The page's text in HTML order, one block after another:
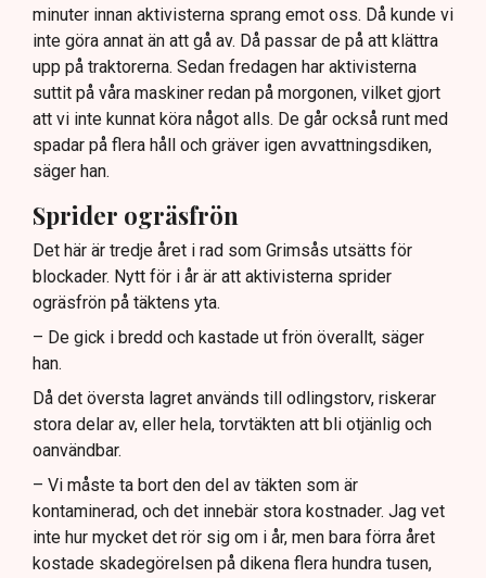
Frågor kvarstår om finansiering av illegal aktivism.
minuter innan aktivisterna sprang emot oss. Då kunde vi
inte göra annat än att gå av. Då passar de på att klättra
upp på traktorerna. Sedan fredagen har aktivisterna
suttit på våra maskiner redan på morgonen, vilket gjort
att vi inte kunnat köra något alls. De går också runt med
spadar på flera håll och gräver igen avvattningsdiken,
säger han.
Sprider ogräsfrön
Det här är tredje året i rad som Grimsås utsätts för
blockader. Nytt för i år är att aktivisterna sprider
ogräsfrön på täktens yta.
– De gick i bredd och kastade ut frön överallt, säger
han.
Då det översta lagret används till odlingstorv, riskerar
stora delar av, eller hela, torvtäkten att bli otjänlig och
oanvändbar.
– Vi måste ta bort den del av täkten som är
kontaminerad, och det innebär stora kostnader. Jag vet
inte hur mycket det rör sig om i år, men bara förra året
kostade skadegörelsen på dikena flera hundra tusen,